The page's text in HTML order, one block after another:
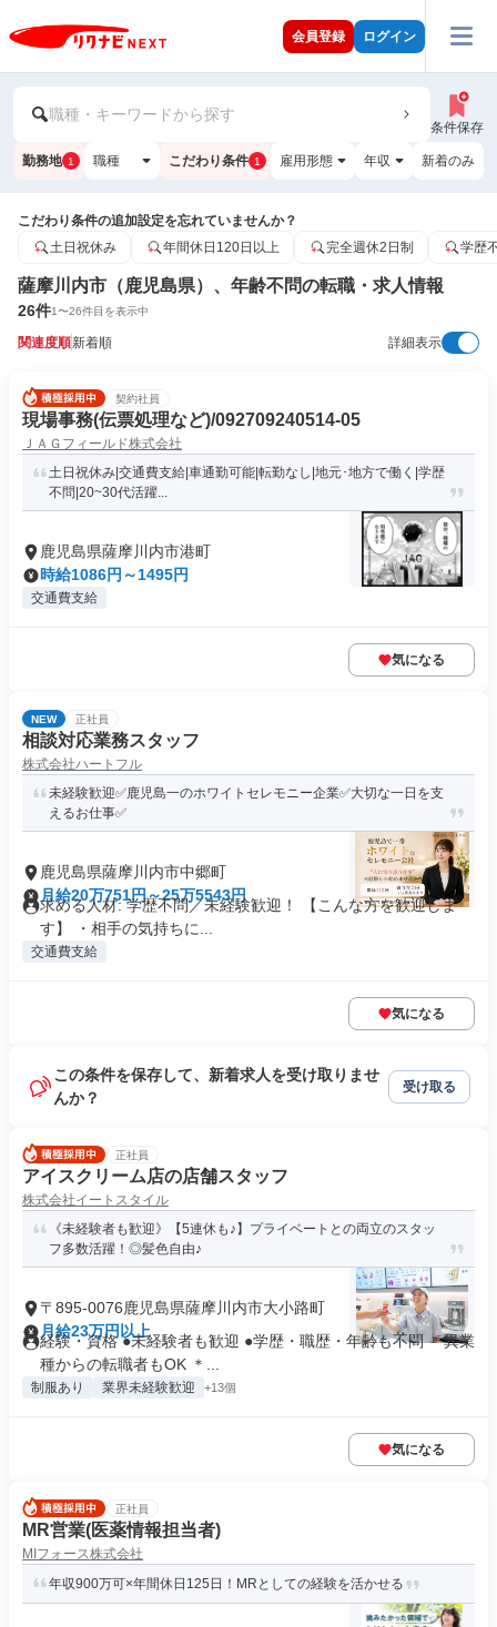
会員登録 ログイン
職種・キーワードから探す
条件保存
勤務地 1 職種 こだわり条件 1 雇用形態 年収 新着のみ
こだわり条件の追加設定を忘れていませんか？
土日祝休み
年間休日120日以上 完全週休2日制 学歴
薩摩川内市（鹿児島県）、年齢不問の転職・求人情報
26件1〜26件目を表示中
関連度順新着順 詳細表示
契約社員
現場事務(伝票処理など)/092709240514-05
ＪＡＧフィールド株式会社
土日祝休み|交通費支給|車通勤可能|転勤なし|地元･地方で働く|学歴
不問|20~30代活躍...
鹿児島県薩摩川内市港町
時給1086円～1495円
交通費支給
気になる
NEW 正社員
相談対応業務スタッフ
株式会社ハートフル
未経験歓迎✅鹿児島一のホワイトセレモニー企業✅大切な一日を支
えるお仕事✅
鹿児島県薩摩川内市中郷町
月給20万751円～25万5543円
求める人材: 学歴不問／未経験歓迎！ 【こんな方を歓迎しま
す】 ・相手の気持ちに...
交通費支給
気になる
この条件を保存して、新着求人を受け取りませ
んか？
受け取る
正社員
アイスクリーム店の店舗スタッフ
株式会社イートスタイル
《未経験者も歓迎》【5連休も♪】プライベートとの両立のスタッ
フ多数活躍！◎髪色自由♪
〒895-0076鹿児島県薩摩川内市大小路町
月給23万円以上
経験・資格 ●未経験者も歓迎 ●学歴・職歴・年齢も不問 ＊異業
種からの転職者もOK ＊...
制服あり 業界未経験歓迎 +13個
気になる
正社員
MR営業(医薬情報担当者)
MIフォース株式会社
年収900万可×年間休日125日！MRとしての経験を活かせる